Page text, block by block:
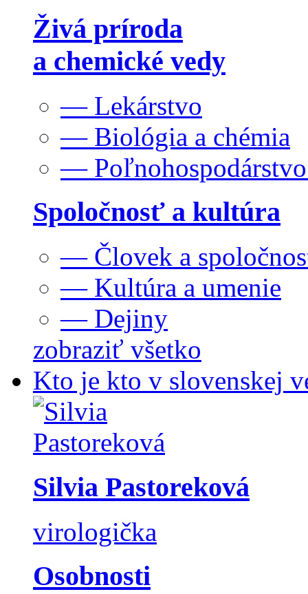
Živá príroda
a chemické vedy
— Lekárstvo
— Biológia a chémia
—
Spoločnosť a kultúra
— Človek a
— Kultúra a umenie
— Dejiny
zobraziť všetko
Kto je kto v slovenskej
Silvia Pastoreková
virologička
Osobnosti